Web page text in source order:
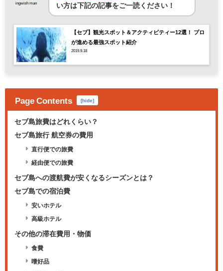
ingwish man
い方は下記の記事をご一読ください！
【セブ】観光スポット＆アクティビティー12選！ プロ
が進める最強スポット紹介
2019.9.18
Page Contents [hide]
セブ島旅費はどれくらい？
セブ島旅行 航空券の費用
直行便での旅費
経由便での旅費
セブ島への渡航費が安くなるシーズンとは？
セブ島での宿泊費
安いホテル
高級ホテル
その他の滞在費用・物価
食費
嗜好品